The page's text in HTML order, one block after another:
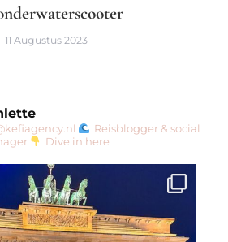
11 Augustus 2023
Reisblogger & social
Dive in here